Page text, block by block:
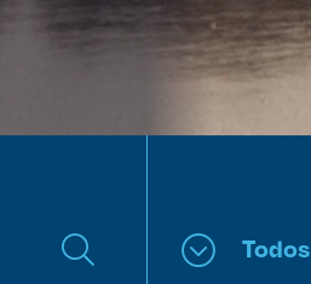
Becas
Sustentabilidad
Todos